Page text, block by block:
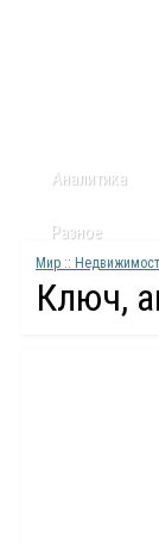
Аналитика
Разное
Мир ::
Ключ,